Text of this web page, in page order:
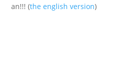
an!!! (the english version)